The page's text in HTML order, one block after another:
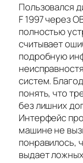
Пользовался
F 1997 через
полностью
считывает
подробную
систем.
понять, что
без лишних
Интерфейс
машине не
понравилось,
выдает